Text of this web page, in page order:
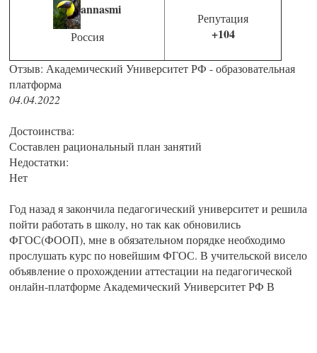
annasmi
Россия
Репутация
+104
Отзыв: Академический Университет РФ - образовательная
платформа
04.04.2022
Достоинства:
Составлен рациональный план занятий
Недостатки:
Нет
Год назад я закончила педагогический университет и решила
пойти работать в школу, но так как обновились
ФГОС(ФООП), мне в обязательном порядке необходимо
прослушать курс по новейшим ФГОС. В учительской висело
объявление о прохождении аттестации на педагогической
онлайн-платформе Академический Университет РФ В